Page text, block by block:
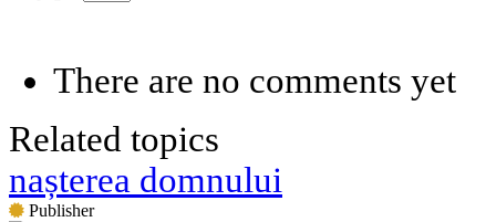
There are no comments yet
Related topics
nașterea domnului
Publisher